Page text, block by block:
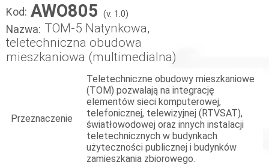
Kod: AWO805 (v. 1.0)
Nazwa: TOM-5 Natynkowa,
teletechniczna obudowa
mieszkaniowa (multimedialna)
Przeznaczenie
Teletechniczne obudowy mieszkaniowe
(TOM) pozwalają na integrację
elementów sieci komputerowej,
telefonicznej, telewizyjnej (RTVSAT),
światłowodowej oraz innych instalacji
teletechnicznych w budynkach
użyteczności publicznej i budynków
zamieszkania zbiorowego.